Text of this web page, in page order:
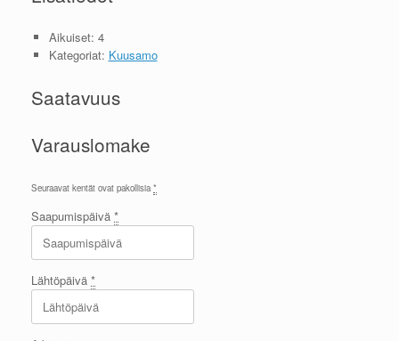
Aikuiset: 4
Kategoriat: Kuusamo
Saatavuus
Varauslomake
Seuraavat kentät ovat pakollisia *
Saapumispäivä *
Lähtöpäivä *